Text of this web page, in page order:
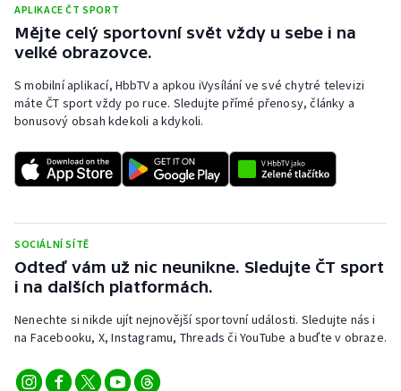
APLIKACE ČT SPORT
Mějte celý sportovní svět vždy u sebe i na
velké obrazovce.
S mobilní aplikací, HbbTV a apkou iVysílání ve své chytré televizi
máte ČT sport vždy po ruce. Sledujte přímé přenosy, články a
bonusový obsah kdekoli a kdykoli.
SOCIÁLNÍ SÍTĚ
Odteď vám už nic neunikne. Sledujte ČT sport
i na dalších platformách.
Nenechte si nikde ujít nejnovější sportovní události. Sledujte nás i
na Facebooku, X, Instagramu, Threads či YouTube a buďte v obraze.